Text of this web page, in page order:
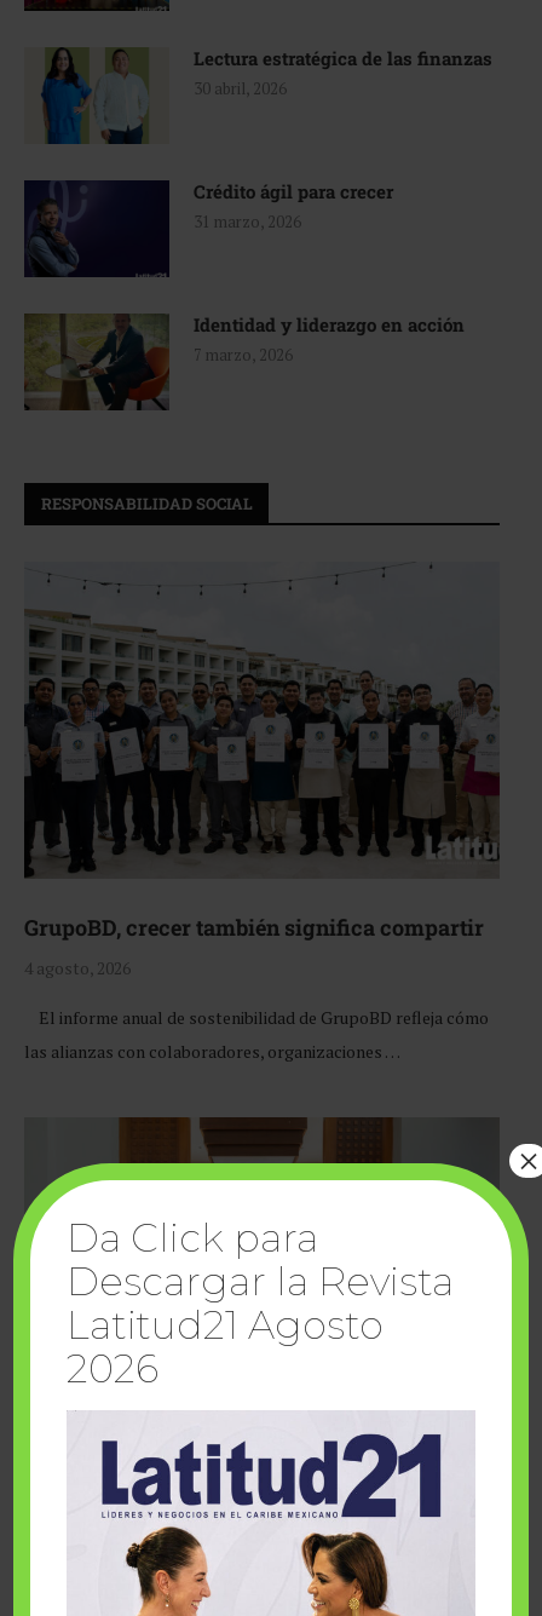
Lectura estratégica de las finanzas
30 abril, 2026
Crédito ágil para crecer
31 marzo, 2026
Identidad y liderazgo en acción
7 marzo, 2026
RESPONSABILIDAD SOCIAL
GrupoBD, crecer también significa compartir
4 agosto, 2026
El informe anual de sostenibilidad de GrupoBD refleja cómo
las alianzas con colaboradores, organizaciones …
Cuando la solidaridad inspira; cumplen
sueños Fairmont Mayakoba y Make-A-Wish
Da Click para
Descargar la Revista
Latitud21 Agosto
2026
×